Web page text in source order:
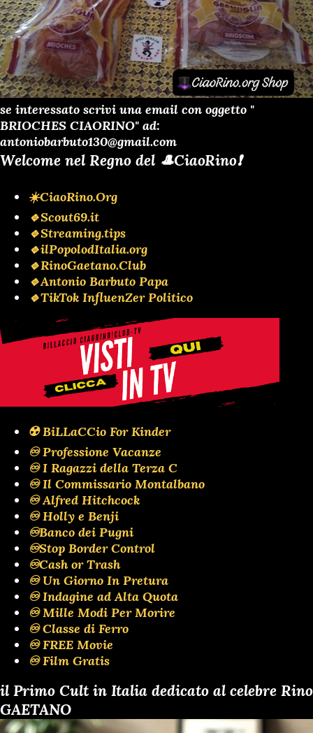
se interessato scrivi una email con oggetto "
BRIOCHES CIAORINO" ad:
antoniobarbuto130@gmail.com
Welcome nel Regno del 🎩CiaoRino❗️
☀️CiaoRino.Org
🔹Scout69.it
🔹Streaming.tips
🔹ilPopolodItalia.org
🔹RinoGaetano.Club
🔹Antonio Barbuto Papa
🔹TikTok InfluenZer Politico
☢️ BiLLaCCio For Kinder
♾️ Professione Vacanze
♾️ I Ragazzi della Terza C
♾️ Il Commissario Montalbano
♾️ Alfred Hitchcock
♾️ Holly e Benji
♾️Banco dei Pugni
♾️Stop Border Control
♾️Cash or Trash
♾️ Un Giorno In Pretura
♾️ Indagine ad Alta Quota
♾️ Mille Modi Per Morire
♾️ Classe di Ferro
♾️ FREE Movie
♾️ Film Gratis
il Primo Cult in Italia dedicato al celebre Rino
GAETANO